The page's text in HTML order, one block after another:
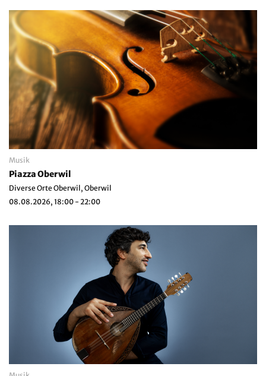
Musik
Piazza Oberwil
Diverse Orte Oberwil, Oberwil
08.08.2026, 18:00 - 22:00